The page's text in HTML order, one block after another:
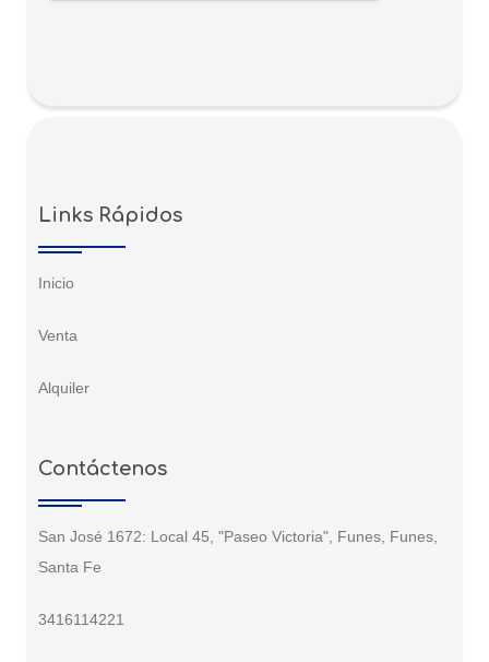
Links Rápidos
Inicio
Venta
Alquiler
Contáctenos
San José 1672: Local 45, "Paseo Victoria", Funes, Funes,
Santa Fe
3416114221